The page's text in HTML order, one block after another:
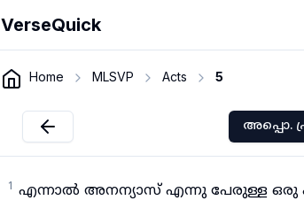
VerseQuick
Home MLSVP Acts 5
അപ്പൊ.
1 എന്നാൽ അനന്യാസ് എന്നു പേരുള്ള ഒരു